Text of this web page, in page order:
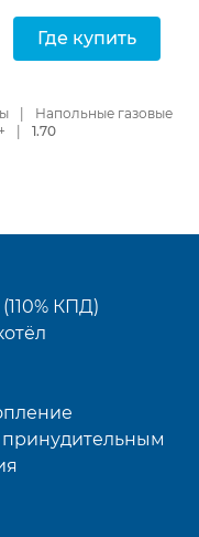
Где купить
Напольные газовые
1.70
КПД)
принудительным